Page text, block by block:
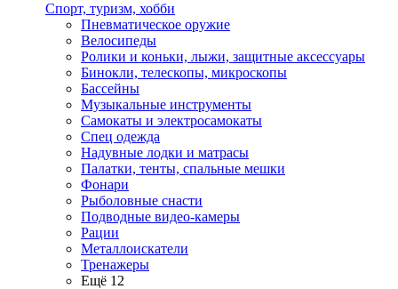
Спорт, туризм, хобби
Пневматическое оружие
Велосипеды
Ролики и коньки, лыжи, защитные аксессуары
Бинокли, телескопы, микроскопы
Бассейны
Музыкальные инструменты
Самокаты и электросамокаты
Спец одежда
Надувные лодки и матрасы
Палатки, тенты, спальные мешки
Фонари
Рыболовные снасти
Подводные видео-камеры
Рации
Металлоискатели
Тренажеры
Ещё 12